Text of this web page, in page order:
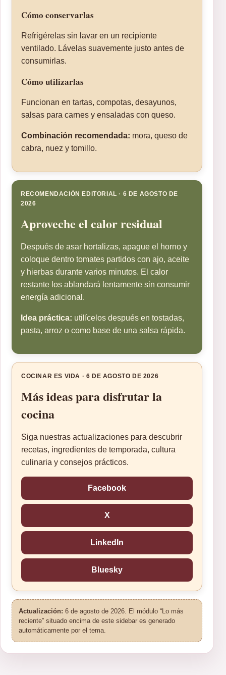
Cómo conservarlas
Refrigérelas sin lavar en un recipiente
ventilado. Lávelas suavemente justo antes de
consumirlas.
Cómo utilizarlas
Funcionan en tartas, compotas, desayunos,
salsas para carnes y ensaladas con queso.
Combinación recomendada: mora, queso de
cabra, nuez y tomillo.
RECOMENDACIÓN EDITORIAL · 6 DE AGOSTO DE
2026
Aproveche el calor residual
Después de asar hortalizas, apague el horno y
coloque dentro tomates partidos con ajo, aceite
y hierbas durante varios minutos. El calor
restante los ablandará lentamente sin consumir
energía adicional.
Idea práctica: utilícelos después en tostadas,
pasta, arroz o como base de una salsa rápida.
COCINAR ES VIDA · 6 DE AGOSTO DE 2026
Más ideas para disfrutar la
cocina
Siga nuestras actualizaciones para descubrir
recetas, ingredientes de temporada, cultura
culinaria y consejos prácticos.
Facebook
X
LinkedIn
Bluesky
Actualización: 6 de agosto de 2026. El módulo “Lo más
reciente” situado encima de este sidebar es generado
automáticamente por el tema.